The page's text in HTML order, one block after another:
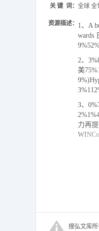
关 键 词： 全球 全
资源描述： 1、A
wards
2、
美
3、
力再
R
搜弘文库